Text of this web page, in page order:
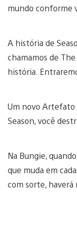
mundo conforme
A história de
chamamos de
história.
Um novo Artefato
Season, você
Na Bungie,
que muda em
com sorte,